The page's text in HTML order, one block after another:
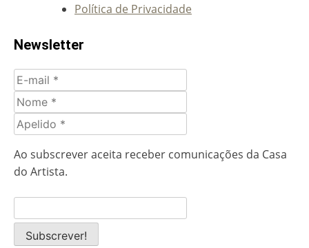
Política de Privacidade
Newsletter
E-
mail
Nome
Apelido
Ao subscrever aceita receber comunicações da Casa
do Artista.